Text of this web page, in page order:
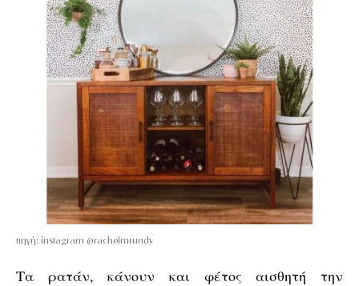
πηγή: instagram @rachelmrundy
Τα ρατάν, κάνουν και φέτος αισθητή την